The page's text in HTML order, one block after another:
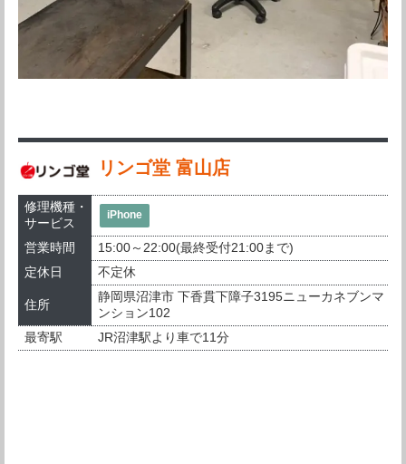
リンゴ堂 富山店
修理機種・
サービス
iPhone
営業時間
15:00～22:00(最終受付21:00まで)
定休日
不定休
住所
静岡県沼津市 下香貫下障子3195ニューカネブンマ
ンション102
最寄駅
JR沼津駅より車で11分